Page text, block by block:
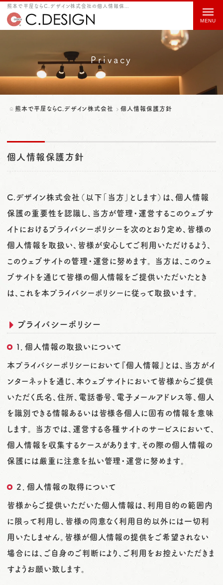
熊本で平屋ならC.デザイン株式会社の個人情報保護方針をご紹介
Privacy
熊本で平屋ならC.デザイン株式会社 個人情報保護方針
個人情報保護方針
C.デザイン株式会社（以下「当方」とします）は、個人情報
保護の重要性を認識し、当方が管理・運営するこのウェブサ
イトにおけるプライバシーポリシーを次のとおり定め、皆様の
個人情報を取扱い、皆様が安心してご利用いただけるよう、
このウェブサイトの管理・運営に努めます。 当方は、このウェ
ブサイトを通じて皆様の個人情報をご提供いただいたとき
は、これを本プライバシーポリシーに従って取扱います。
プライバシーポリシー
１．個人情報の取扱いについて
本プライバシーポリシーにおいて『個人情報』とは、当方がイ
ンターネットを通じ、本ウェブサイトにおいて皆様からご提供
いただく氏名、住所、電話番号、電子メールアドレス等、個人
を識別できる情報あるいは皆様各個人に固有の情報を意味
します。 当方では、運営する各種サイトのサービスにおいて、
個人情報を収集するケースがあります。その際の個人情報の
保護には厳重に注意を払い管理・運営に努めます。
２．個人情報の取得について
皆様からご提供いただいた個人情報は、利用目的の範囲内
に限って利用し、皆様の同意なく利用目的以外には一切利
用いたしません。皆様が個人情報の提供をご希望されない
場合には、ご自身のご判断により、ご利用をお控えいただきま
すようお願い致します。
t
o
g
g
l
e
g
t
i
o
n